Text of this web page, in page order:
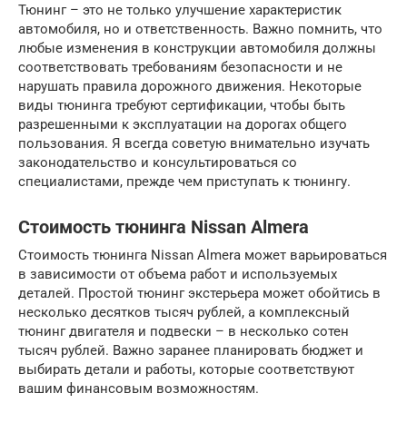
Тюнинг – это не только улучшение характеристик
автомобиля, но и ответственность. Важно помнить, что
любые изменения в конструкции автомобиля должны
соответствовать требованиям безопасности и не
нарушать правила дорожного движения. Некоторые
виды тюнинга требуют сертификации, чтобы быть
разрешенными к эксплуатации на дорогах общего
пользования. Я всегда советую внимательно изучать
законодательство и консультироваться со
специалистами, прежде чем приступать к тюнингу.
Стоимость тюнинга Nissan Almera
Стоимость тюнинга Nissan Almera может варьироваться
в зависимости от объема работ и используемых
деталей. Простой тюнинг экстерьера может обойтись в
несколько десятков тысяч рублей, а комплексный
тюнинг двигателя и подвески – в несколько сотен
тысяч рублей. Важно заранее планировать бюджет и
выбирать детали и работы, которые соответствуют
вашим финансовым возможностям.